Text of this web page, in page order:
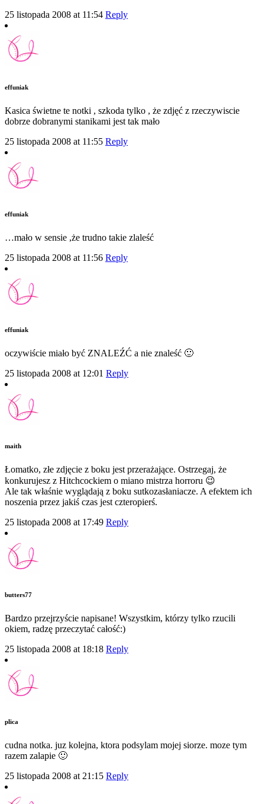
25 listopada 2008 at 11:54 Reply
effuniak
Kasica świetne te notki , szkoda tylko , że zdjęć z rzeczywiscie
dobrze dobranymi stanikami jest tak mało
25 listopada 2008 at 11:55 Reply
effuniak
…mało w sensie ,że trudno takie zlaleść
25 listopada 2008 at 11:56 Reply
effuniak
oczywiście miało być ZNALEŹĆ a nie znaleść 🙂
25 listopada 2008 at 12:01 Reply
maith
Łomatko, złe zdjęcie z boku jest przerażające. Ostrzegaj, że
konkurujesz z Hitchcockiem o miano mistrza horroru 😉
Ale tak właśnie wyglądają z boku sutkozasłaniacze. A efektem ich
noszenia przez jakiś czas jest czteropierś.
25 listopada 2008 at 17:49 Reply
butters77
Bardzo przejrzyście napisane! Wszystkim, którzy tylko rzucili
okiem, radzę przeczytać całość:)
25 listopada 2008 at 18:18 Reply
plica
cudna notka. juz kolejna, ktora podsylam mojej siorze. moze tym
razem zalapie 🙂
25 listopada 2008 at 21:15 Reply